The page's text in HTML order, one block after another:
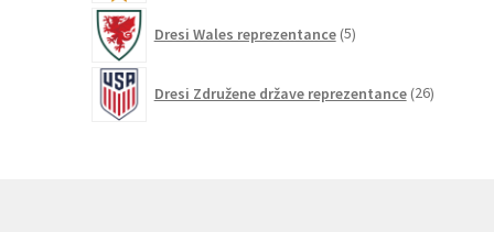
Dresi Wales reprezentance 5izdelkov
Dresi Združene države reprezentance 26izdelkov